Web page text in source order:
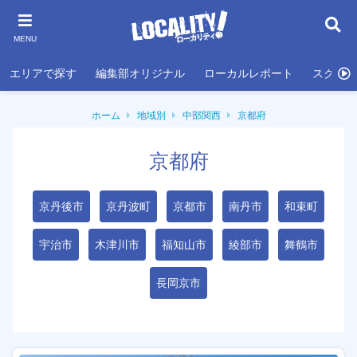
MENU
エリアで探す 編集部オリジナル ローカルレポート スクール
ホーム 地域別 中部関西 京都府
京都府
京丹後市 京丹波町 京都市 南丹市 和束町
宇治市 木津川市 福知山市 綾部市 舞鶴市
長岡京市